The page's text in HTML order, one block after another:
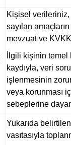
Kişisel verileriniz,
sayılan
mevzuat ve
İlgili kişinin
kaydıyla, veri
işlenmesinin
veya korunması
sebeplerine
Yukarıda
vasıtasıyla